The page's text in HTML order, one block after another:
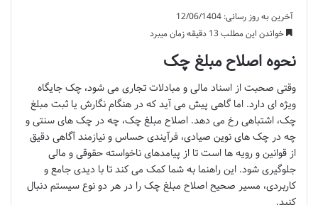
آخرین به روز رسانی: 12/06/1404
خواندن این مطلب 13 دقیقه زمان میبرد
نحوه اصلاح مبلغ چک
وقتی صحبت از اسناد مالی و مبادلات تجاری می شود، چک جایگاه
ویژه ای دارد. اما گاهی پیش می آید که در هنگام نگارش یا ثبت مبلغ
چک، اشتباهی رخ می دهد. اصلاح مبلغ چک، چه در چک های سنتی و
چه در چک های نوین صیادی، فرآیندی حساس و نیازمند آگاهی دقیق
از قوانین و رویه ها است تا از پیامدهای ناخواسته حقوقی و مالی
جلوگیری شود. این راهنما به شما کمک می کند تا با دیدی جامع و
کاربردی، مسیر صحیح اصلاح مبلغ چک را در هر دو نوع سیستم دنبال